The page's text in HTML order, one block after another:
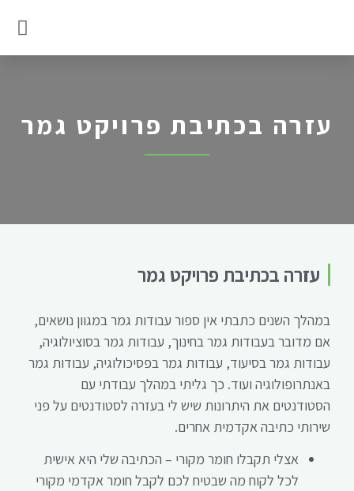
עזרה בכתיבת פרויקט גמר
עזרה בכתיבת פרויקט גמר
במהלך השנים כתבתי אין ספור עבודות גמר במגוון נושאים,
אם מדובר בעבודות גמר בחינוך, עבודות גמר בסוציולוגיה,
עבודות גמר בסיעוד, עבודות גמר בפסיכולוגיה, עבודות גמר
באנתרופולוגיה ועוד. כך גליתי במהלך עבודתי עם
הסטודנטים את היתרונות שיש לי בעזרה לסטודנטים על פני
שירותי כתיבה אקדמית אחרים.
אצלי תקבלו חומר מקורי – הכתיבה שלי היא אישית
לכל לקוח מה שבטיח לכם לקבל חומר אקדמי מקורי